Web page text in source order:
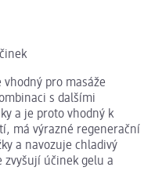
pro masáže
s dalšími
a je proto vhodný k
má výrazné regenerační
a navozuje chladivý
zvyšují účinek gelu a